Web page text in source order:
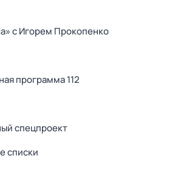
с Игорем Прокопенко
программа 112
спецпроект
списки